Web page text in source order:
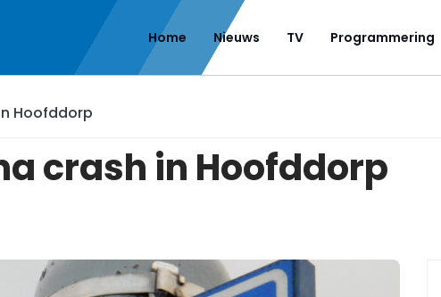
Home Nieuws TV Programmering
Hoofddorp
crash in Hoofddorp